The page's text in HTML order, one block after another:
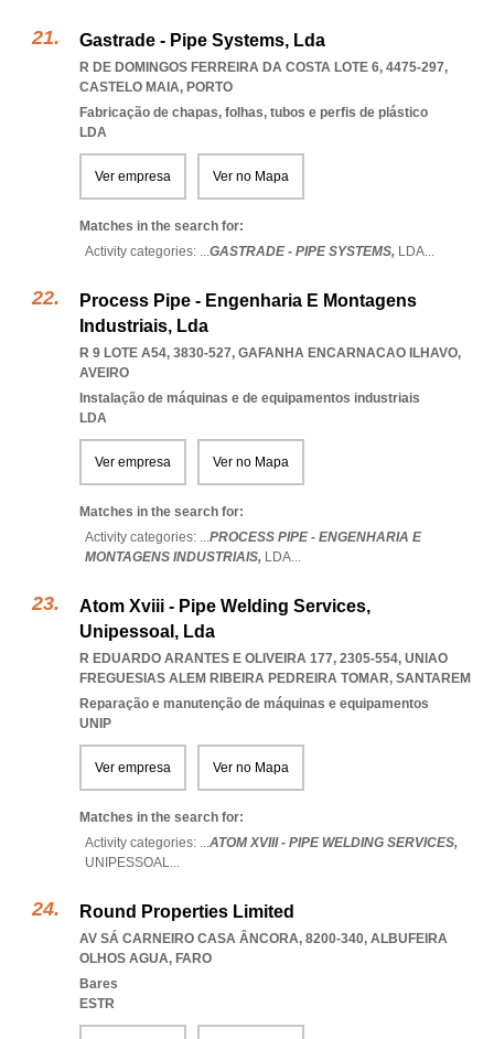
Gastrade - Pipe Systems, Lda
R DE DOMINGOS FERREIRA DA COSTA LOTE 6, 4475-297,
CASTELO MAIA, PORTO
Fabricação de chapas, folhas, tubos e perfis de plástico
LDA
Ver empresa Ver no Mapa
Matches in the search for:
Activity categories: ...GASTRADE - PIPE SYSTEMS, LDA...
Process Pipe - Engenharia E Montagens
Industriais, Lda
R 9 LOTE A54, 3830-527, GAFANHA ENCARNACAO ILHAVO,
AVEIRO
Instalação de máquinas e de equipamentos industriais
LDA
Ver empresa Ver no Mapa
Matches in the search for:
Activity categories: ...PROCESS PIPE - ENGENHARIA E
MONTAGENS INDUSTRIAIS, LDA...
Atom Xviii - Pipe Welding Services,
Unipessoal, Lda
R EDUARDO ARANTES E OLIVEIRA 177, 2305-554, UNIAO
FREGUESIAS ALEM RIBEIRA PEDREIRA TOMAR, SANTAREM
Reparação e manutenção de máquinas e equipamentos
UNIP
Ver empresa Ver no Mapa
Matches in the search for:
Activity categories: ...ATOM XVIII - PIPE WELDING SERVICES,
UNIPESSOAL...
Round Properties Limited
AV SÁ CARNEIRO CASA ÂNCORA, 8200-340, ALBUFEIRA
OLHOS AGUA, FARO
Bares
ESTR